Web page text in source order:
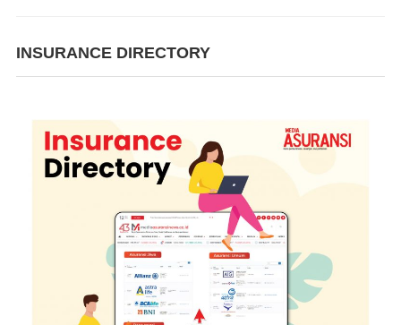
INSURANCE DIRECTORY